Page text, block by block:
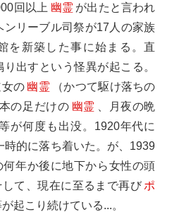
回以上 幽霊 が出たと言われ
ンリーブル司祭が17人の家族
を新築した事に始まる。直
出すという怪異が起こる。
の 幽霊
（かつて駆け落ちの
の足だけの 幽霊
、月夜の晩
が何度も出没。1920年代に
時的に落ち着いた。が、1939
年か後に地下から女性の頭
て、現在に至るまで再び ポ
起こり続けている...。